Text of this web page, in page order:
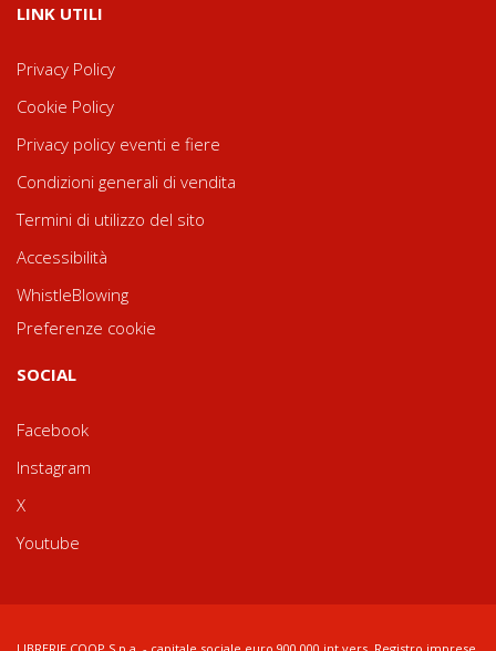
LINK UTILI
Privacy Policy
Cookie Policy
Privacy policy eventi e fiere
Condizioni generali di vendita
Termini di utilizzo del sito
Accessibilità
WhistleBlowing
Preferenze cookie
SOCIAL
Facebook
Instagram
X
Youtube